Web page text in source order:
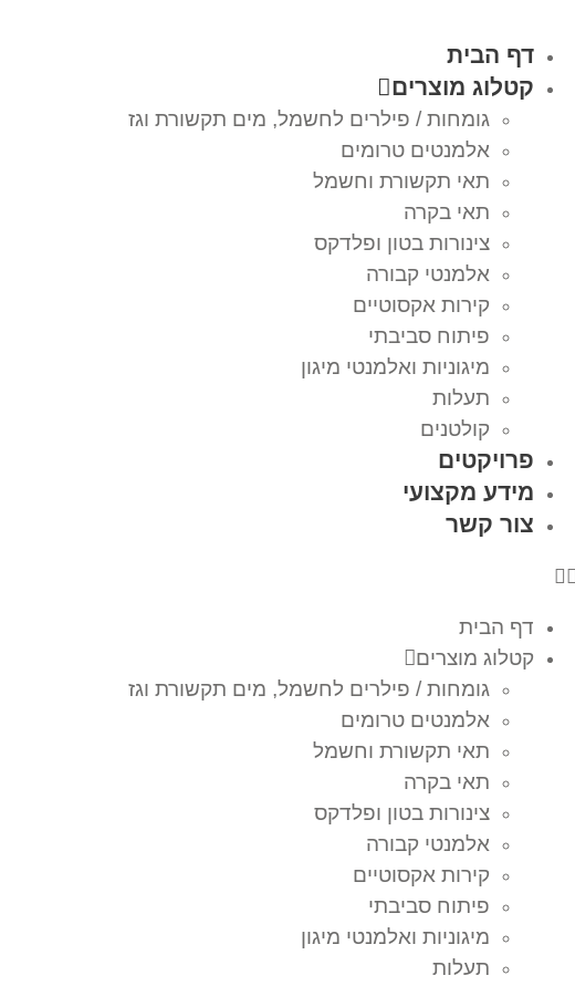
דף הבית
קטלוג מוצרים
גומחות / פילרים לחשמל, מים תקשורת וגז
אלמנטים טרומים
תאי תקשורת וחשמל
תאי בקרה
צינורות בטון ופלדקס
אלמנטי קבורה
קירות אקסוטיים
פיתוח סביבתי
מיגוניות ואלמנטי מיגון
תעלות
קולטנים
פרויקטים
מידע מקצועי
צור קשר
דף הבית
קטלוג מוצרים
גומחות / פילרים לחשמל, מים תקשורת וגז
אלמנטים טרומים
תאי תקשורת וחשמל
תאי בקרה
צינורות בטון ופלדקס
אלמנטי קבורה
קירות אקסוטיים
פיתוח סביבתי
מיגוניות ואלמנטי מיגון
תעלות